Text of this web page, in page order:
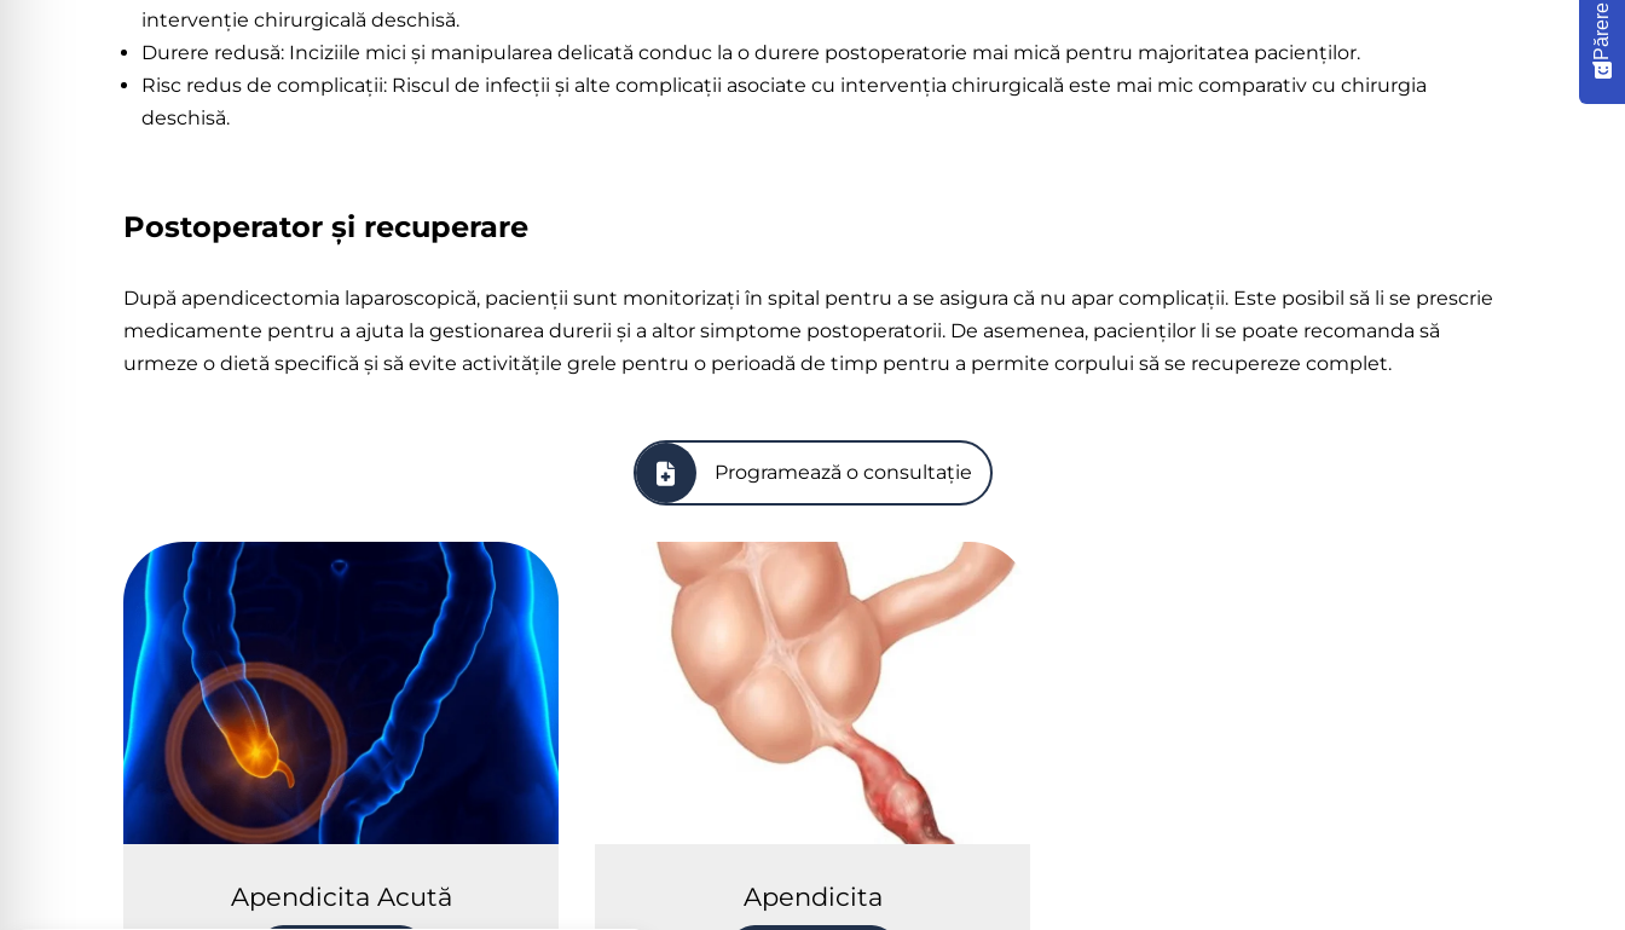
intervenție chirurgicală deschisă.
Durere redusă: Inciziile mici și manipularea delicată conduc la o durere postoperatorie mai mică pentru majoritatea pacienților.
Risc redus de complicații: Riscul de infecții și alte complicații asociate cu intervenția chirurgicală este mai mic comparativ cu chirurgia
deschisă.
Postoperator și recuperare
După apendicectomia laparoscopică, pacienții sunt monitorizați în spital pentru a se asigura că nu apar complicații. Este posibil să li se prescrie
medicamente pentru a ajuta la gestionarea durerii și a altor simptome postoperatorii. De asemenea, pacienților li se poate recomanda să
urmeze o dietă specifică și să evite activitățile grele pentru o perioadă de timp pentru a permite corpului să se recupereze complet.
Programează o consultație
Apendicita Acută Apendicita
Părere